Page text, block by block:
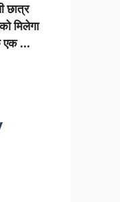
छात्र
मिलेगा
एक ...